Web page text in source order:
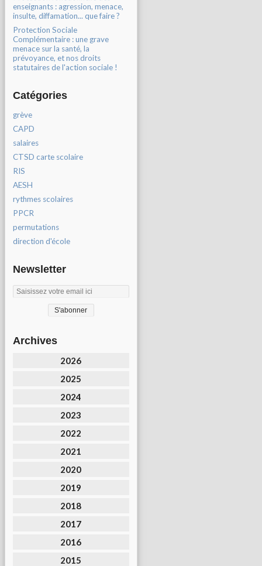
enseignants : agression, menace,
insulte, diffamation... que faire ?
Protection Sociale
Complémentaire : une grave
menace sur la santé, la
prévoyance, et nos droits
statutaires de l'action sociale !
Catégories
grève
CAPD
salaires
CTSD carte scolaire
RIS
AESH
rythmes scolaires
PPCR
permutations
direction d'école
Newsletter
Archives
2026
2025
2024
2023
2022
2021
2020
2019
2018
2017
2016
2015